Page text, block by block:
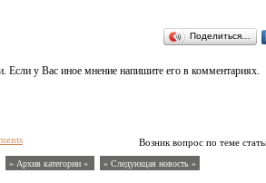
Поделиться…
Если у Вас иное мнение напишите его в комментариях.
Возник вопрос по теме
» Архив категории « » Следующая новость »